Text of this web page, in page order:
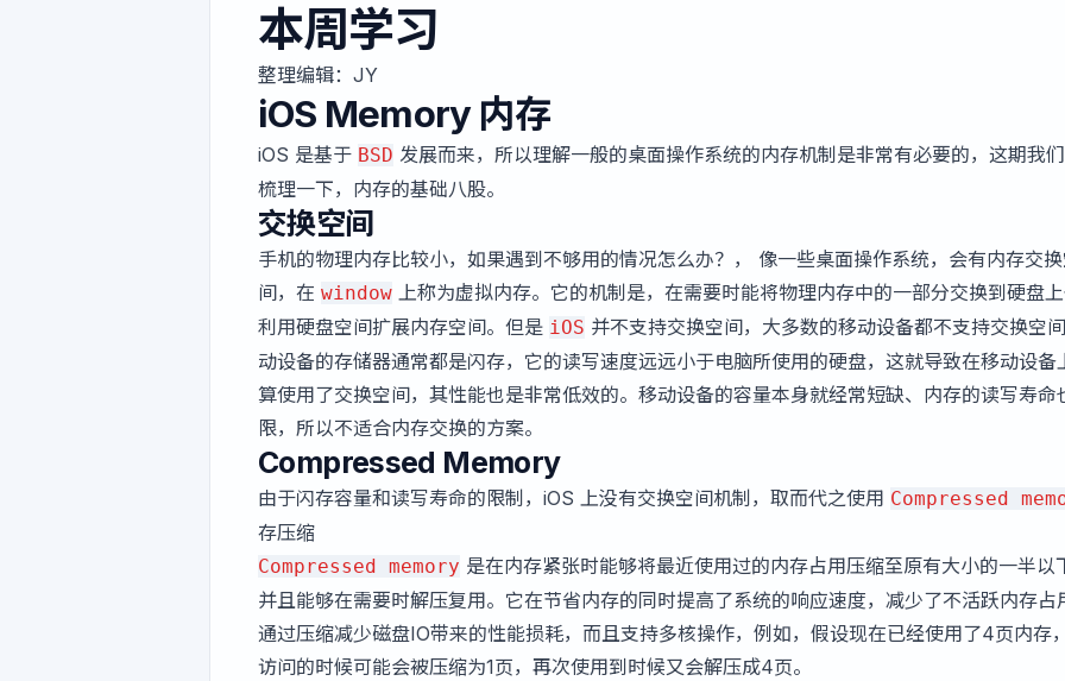
本周学习
整理编辑： JY
iOS Memory 内存
iOS 是基于 BSD 发展而来，所以理解一般的桌面操作系统的内存机制是非常有必要的，这期我
梳理一下，内存的基础八股。
交换空间
手机的物理内存比较小，如果遇到不够用的情况怎么办？， 像一些桌面操作系统，会有内存交
间，在 window 上称为虚拟内存。它的机制是，在需要时能将物理内存中的一部分交换到硬盘
利用硬盘空间扩展内存空间。但是 iOS 并不支持交换空间，大多数的移动设备都不支持交换空
动设备的存储器通常都是闪存，它的读写速度远远小于电脑所使用的硬盘，这就导致在移动设备
算使用了交换空间，其性能也是非常低效的。移动设备的容量本身就经常短缺、内存的读写寿命
限，所以不适合内存交换的方案。
Compressed Memory
由于闪存容量和读写寿命的限制，iOS 上没有交换空间机制，取而代之使用 Compressed
存压缩
Compressed memory 是在内存紧张时能够将最近使用过的内存占用压缩至原有大小的一半以
并且能够在需要时解压复用。它在节省内存的同时提高了系统的响应速度，减少了不活跃内存占
通过压缩减少磁盘IO带来的性能损耗，而且支持多核操作，例如，假设现在已经使用了4页内存
访问的时候可能会被压缩为1页，再次使用到时候又会解压成4页。